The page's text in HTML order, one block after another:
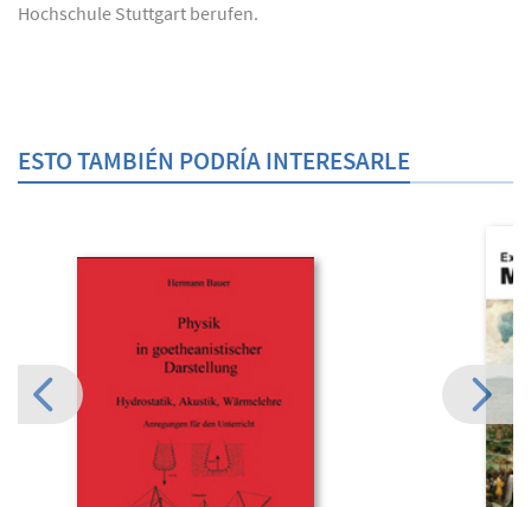
Hochschule Stuttgart berufen.
ESTO TAMBIÉN PODRÍA INTERESARLE